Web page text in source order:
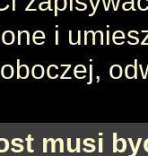
i
musi